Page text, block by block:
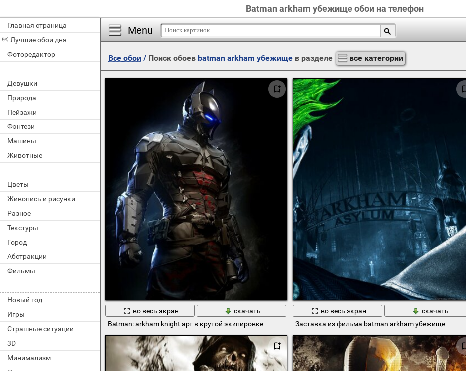
Batman arkham убежище обои на телефон
Главная страница
Лучшие обои дня
Фоторедактор
Девушки
Природа
Пейзажи
Фэнтези
Машины
Животные
Цветы
Живопись и рисунки
Разное
Текстуры
Город
Абстракции
Фильмы
Новый год
Игры
Страшные ситуации
3D
Минимализм
Menu
Все обои/ Поиск обоев batman arkham убежищев разделе все категории
во весь экран
скачать
Batman: arkham knight арт в крутой экипировке
во весь экран
скачать
Заставка из фильма batman arkham убежище